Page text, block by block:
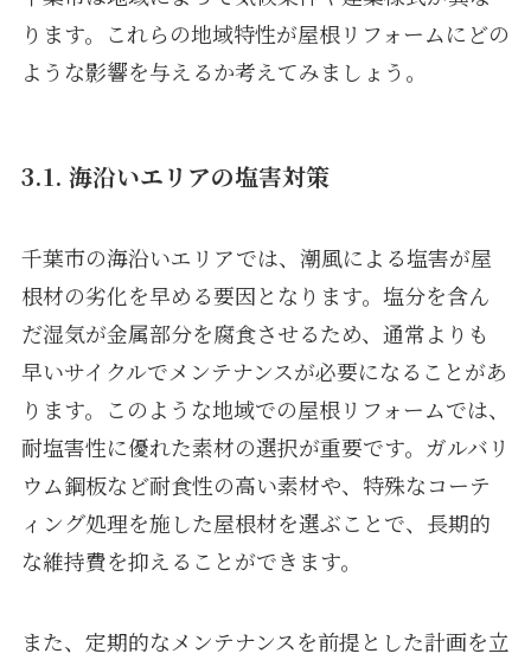
ります。これらの地域特性が屋根リフォームにどの
ような影響を与えるか考えてみましょう。
3.1. 海沿いエリアの塩害対策
千葉市の海沿いエリアでは、潮風による塩害が屋
根材の劣化を早める要因となります。塩分を含ん
だ湿気が金属部分を腐食させるため、通常よりも
早いサイクルでメンテナンスが必要になることがあ
ります。このような地域での屋根リフォームでは、
耐塩害性に優れた素材の選択が重要です。ガルバリ
ウム鋼板など耐食性の高い素材や、特殊なコーテ
ィング処理を施した屋根材を選ぶことで、長期的
な維持費を抑えることができます。
また、定期的なメンテナンスを前提とした計画を立